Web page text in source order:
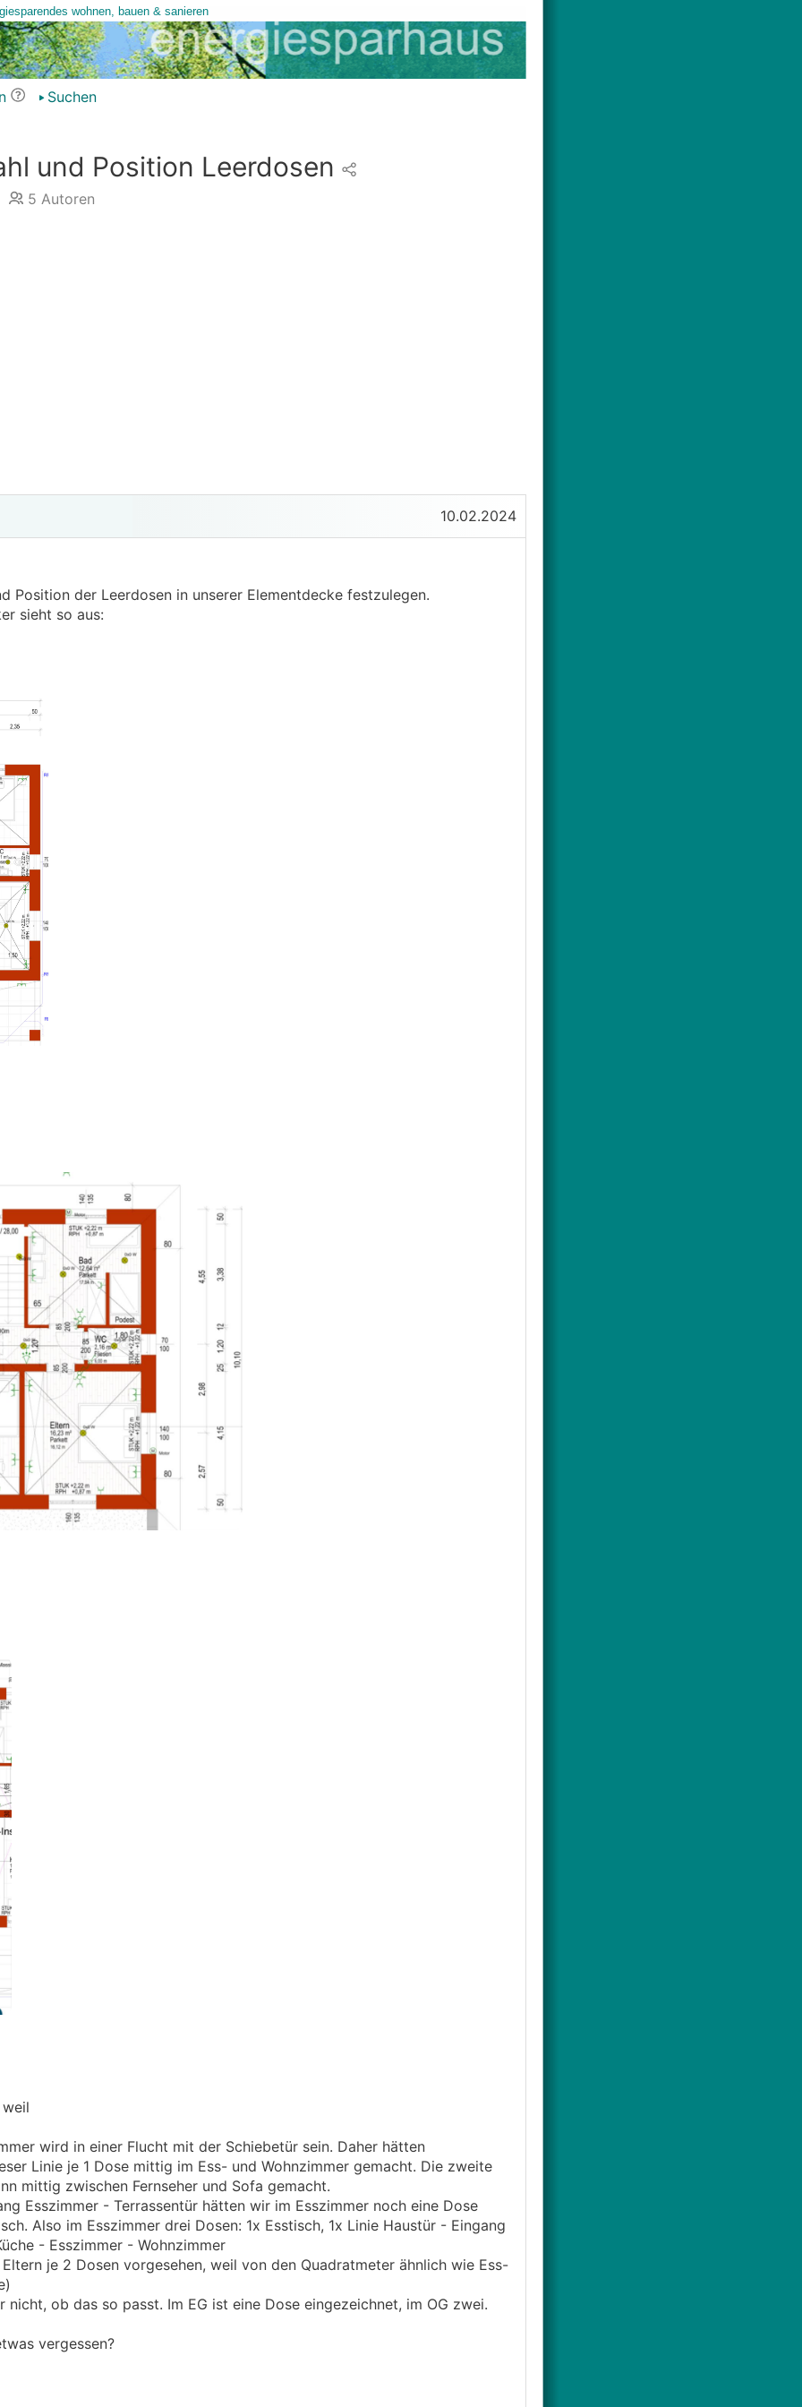
Suchen
und Position Leerdosen
5 Autoren
10.02.2024
Position der Leerdosen in unserer Elementdecke festzulegen.
sieht so aus:
wird in einer Flucht mit der Schiebetür sein. Daher hätten
Linie je 1 Dose mittig im Ess- und Wohnzimmer gemacht. Die zweite
mittig zwischen Fernseher und Sofa gemacht.
Esszimmer - Terrassentür hätten wir im Esszimmer noch eine Dose
Also im Esszimmer drei Dosen: 1x Esstisch, 1x Linie Haustür - Eingang
- Esszimmer - Wohnzimmer
je 2 Dosen vorgesehen, weil von den Quadratmeter ähnlich wie Ess-
ob das so passt. Im EG ist eine Dose eingezeichnet, im OG zwei.
vergessen?